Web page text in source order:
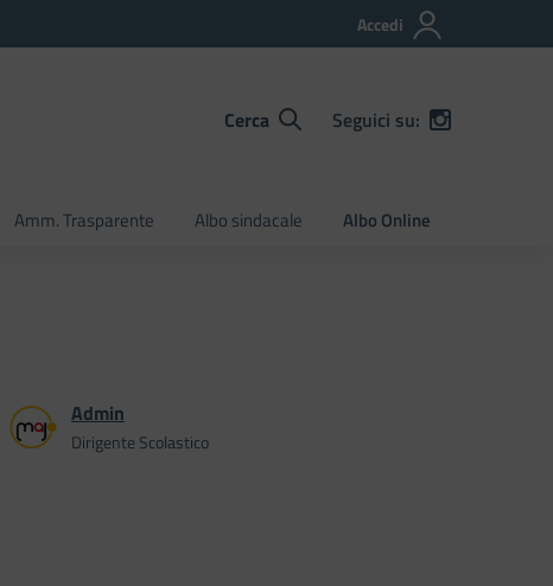
Accedi
Cerca Seguici su:
Amm. Trasparente Albo sindacale Albo Online
Admin
Dirigente Scolastico